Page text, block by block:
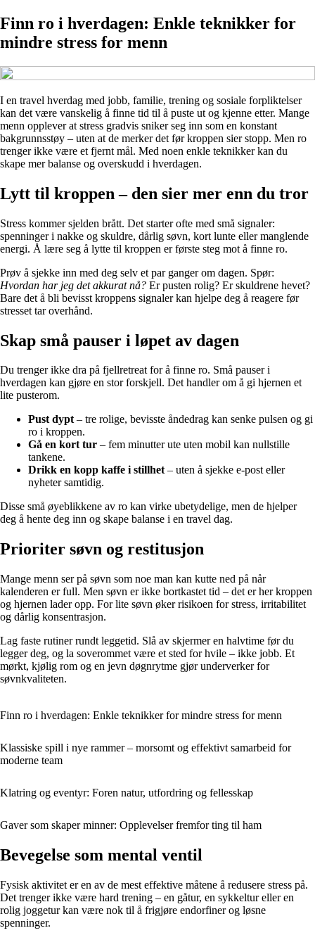
Finn ro i hverdagen: Enkle teknikker for
mindre stress for menn
I en travel hverdag med jobb, familie, trening og sosiale forpliktelser
kan det være vanskelig å finne tid til å puste ut og kjenne etter. Mange
menn opplever at stress gradvis sniker seg inn som en konstant
bakgrunnsstøy – uten at de merker det før kroppen sier stopp. Men ro
trenger ikke være et fjernt mål. Med noen enkle teknikker kan du
skape mer balanse og overskudd i hverdagen.
Lytt til kroppen – den sier mer enn du tror
Stress kommer sjelden brått. Det starter ofte med små signaler:
spenninger i nakke og skuldre, dårlig søvn, kort lunte eller manglende
energi. Å lære seg å lytte til kroppen er første steg mot å finne ro.
Prøv å sjekke inn med deg selv et par ganger om dagen. Spør:
Hvordan har jeg det akkurat nå? Er pusten rolig? Er skuldrene hevet?
Bare det å bli bevisst kroppens signaler kan hjelpe deg å reagere før
stresset tar overhånd.
Skap små pauser i løpet av dagen
Du trenger ikke dra på fjellretreat for å finne ro. Små pauser i
hverdagen kan gjøre en stor forskjell. Det handler om å gi hjernen et
lite pusterom.
Pust dypt– tre rolige, bevisste åndedrag kan senke pulsen og gi
ro i kroppen.
Gå en kort tur – fem minutter ute uten mobil kan nullstille
tankene.
Drikk en kopp kaffe i stillhet– uten å sjekke e-post eller
nyheter samtidig.
Disse små øyeblikkene av ro kan virke ubetydelige, men de hjelper
deg å hente deg inn og skape balanse i en travel dag.
Prioriter søvn og restitusjon
Mange menn ser på søvn som noe man kan kutte ned på når
kalenderen er full. Men søvn er ikke bortkastet tid – det er her kroppen
og hjernen lader opp. For lite søvn øker risikoen for stress, irritabilitet
og dårlig konsentrasjon.
Lag faste rutiner rundt leggetid. Slå av skjermer en halvtime før du
legger deg, og la soverommet være et sted for hvile – ikke jobb. Et
mørkt, kjølig rom og en jevn døgnrytme gjør underverker for
søvnkvaliteten.
Finn ro i hverdagen: Enkle teknikker for mindre stress for menn
Klassiske spill i nye rammer – morsomt og effektivt samarbeid for
moderne team
Klatring og eventyr: Foren natur, utfordring og fellesskap
Gaver som skaper minner: Opplevelser fremfor ting til ham
Bevegelse som mental ventil
Fysisk aktivitet er en av de mest effektive måtene å redusere stress på.
Det trenger ikke være hard trening – en gåtur, en sykkeltur eller en
rolig joggetur kan være nok til å frigjøre endorfiner og løsne
spenninger.